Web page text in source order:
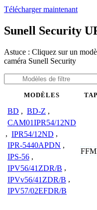
Télécharger maintenant
Sunell Security
Astuce : Cliquez sur un
caméra Sunell Security
MODÈLES
BD , BD-Z ,
CAM01IPR54/12ND
, IPR54/12ND ,
IPR-5440APDN ,
IPS-56 ,
IPV56/41ZDR/B ,
IPVv56/41ZDR/B ,
IPV57/02EFDR/B